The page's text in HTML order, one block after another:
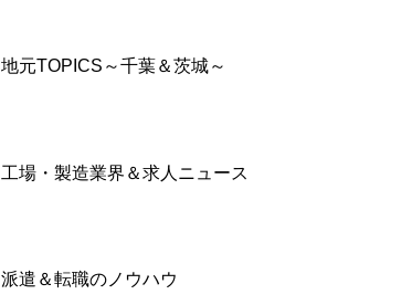
地元TOPICS～千葉＆茨城～
工場・製造業界＆求人ニュース
派遣＆転職のノウハウ